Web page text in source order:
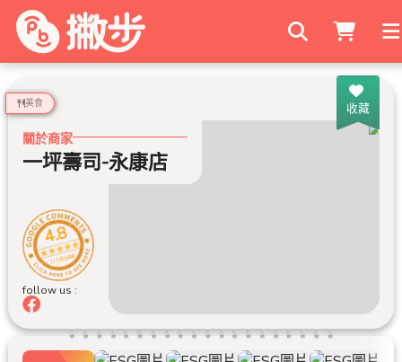
搜尋商家
收藏
美食
關於商家
一坪壽司-永康店
4.8
123 則評論
follow us :